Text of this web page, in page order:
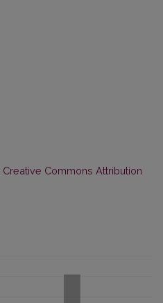
Creative Commons Attribution